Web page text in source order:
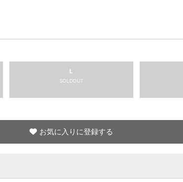
L
SOLDOUT
お気に入りに登録する